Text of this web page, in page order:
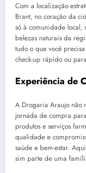
Com a localização
Brant, no coração da
só à comunidade local,
belezas naturais da
tudo o que você
check-up rápido ou
Experiência de
A Drogaria Araujo não
jornada de compra
produtos e serviços
qualidade e
saúde e bem-estar.
sim parte de uma